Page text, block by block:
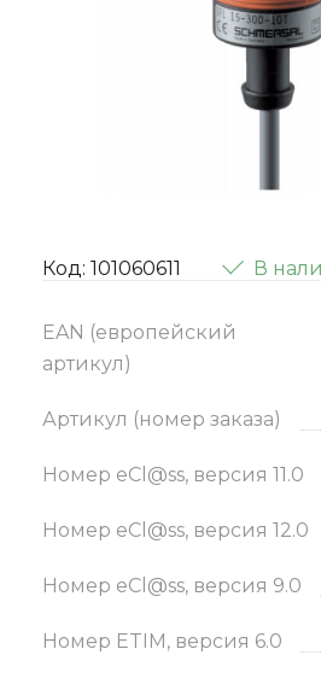
Код: 101060611 В
EAN (европейский
артикул)
Артикул (номер заказа)
Номер eCl@ss, версия 11.0
Номер eCl@ss, версия 12.0
Номер eCl@ss, версия 9.0
Номер ETIM, версия 6.0